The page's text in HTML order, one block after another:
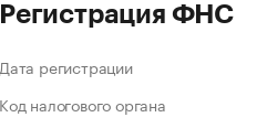
Регистрация ФНС
Дата регистрации
Код налогового органа